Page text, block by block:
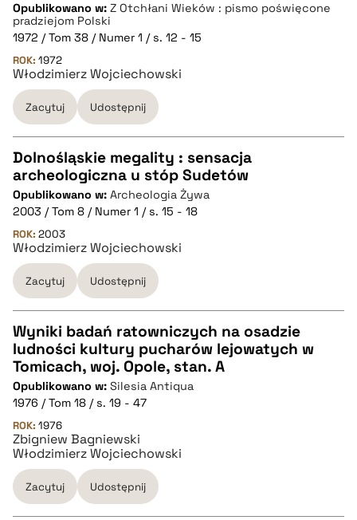
CZYSTY TEKST
pobierz cytat
BIBTEX
pobierz cytat
Opublikowano w: Z Otchłani Wieków : pismo poświęcone
pradziejom Polski
1972 / Tom 38 / Numer 1 / s. 12 - 15
ROK: 1972
Włodzimierz Wojciechowski
Zacytuj Udostępnij
CZYSTY TEKST
pobierz cytat
BIBTEX
pobierz cytat
Dolnośląskie megality : sensacja
archeologiczna u stóp Sudetów
Opublikowano w: Archeologia Żywa
2003 / Tom 8 / Numer 1 / s. 15 - 18
ROK: 2003
Włodzimierz Wojciechowski
Zacytuj Udostępnij
CZYSTY TEKST
pobierz cytat
BIBTEX
pobierz cytat
Wyniki badań ratowniczych na osadzie
ludności kultury pucharów lejowatych w
Tomicach, woj. Opole, stan. A
Opublikowano w: Silesia Antiqua
1976 / Tom 18 / s. 19 - 47
ROK: 1976
Zbigniew Bagniewski
Włodzimierz Wojciechowski
Zacytuj Udostępnij